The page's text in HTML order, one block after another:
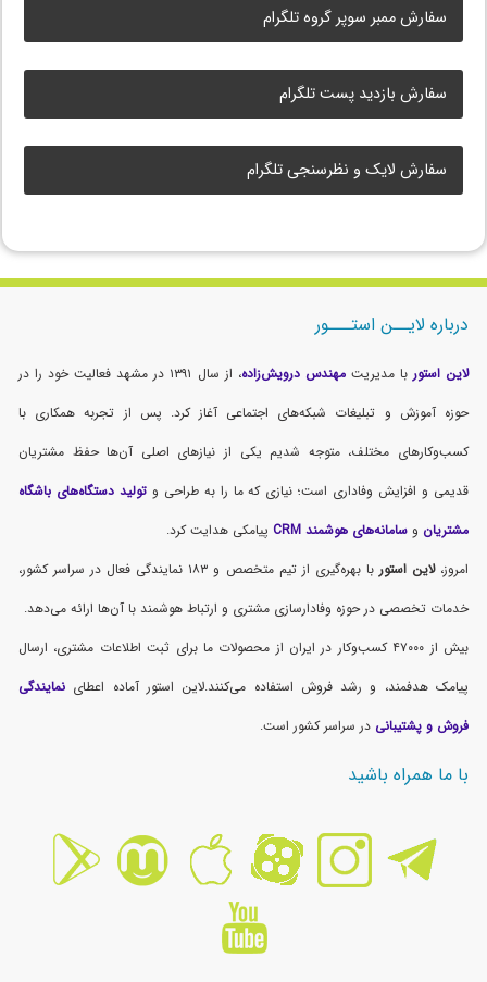
سفارش ممبر سوپر گروه تلگرام
سفارش بازدید پست تلگرام
سفارش لایک و نظرسنجی تلگرام